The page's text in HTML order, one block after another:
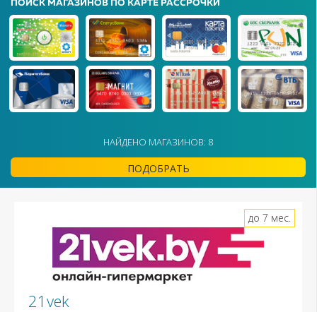
ПОИСК МАГАЗИНОВ ПО КАРТЕ РАССРОЧКИ
НАЙДЕНО МАГАЗИНОВ: 8
ПОДОБРАТЬ
21vek
до 7 мес.